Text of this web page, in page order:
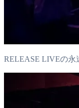
RELEASE LIVEの永